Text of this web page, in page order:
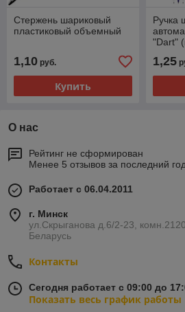
Стержень шариковый
пластиковый объемный
1,10 руб.
Купить
Ручка
"Dart"
1,25
О нас
Рейтинг не сформирован
Менее 5 отзывов за последний
Работает с 06.04.2011
г. Минск
ул.Скрыганова д.6/2-23,
Беларусь
Контакты
Сегодня работает с 09:00 до
Показать весь график работы